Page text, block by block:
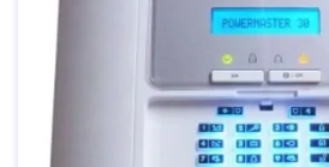
Voordelen ...